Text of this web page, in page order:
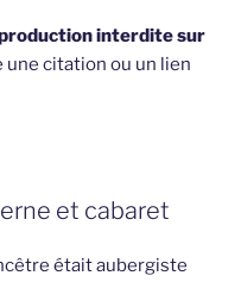
interdite sur
une citation ou un lien
et cabaret
était aubergiste